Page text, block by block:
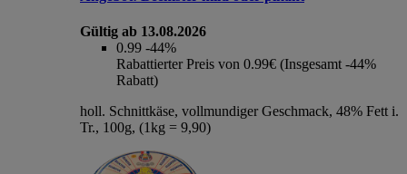
Gültig ab 13.08.2026
0.99 -44%
Rabattierter Preis von 0.99€ (Insgesamt -44%
Rabatt)
holl. Schnittkäse, vollmundiger Geschmack, 48% Fett i.
Tr., 100g, (1kg = 9,90)